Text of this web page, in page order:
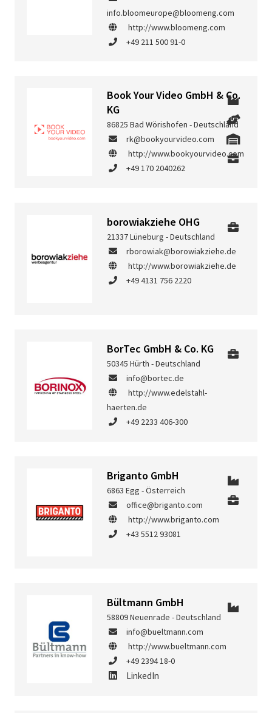
info.bloomeurope@bloomeng.com
http://www.bloomeng.com
+49 211 500 91-0
Book Your Video GmbH & Co.
KG
86825 Bad Wörishofen - Deutschland
rk@bookyourvideo.com
http://www.bookyourvideo.com
+49 170 2040262
borowiakziehe OHG
21337 Lüneburg - Deutschland
rborowiak@borowiakziehe.de
http://www.borowiakziehe.de
+49 4131 756 2220
BorTec GmbH & Co. KG
50345 Hürth - Deutschland
info@bortec.de
http://www.edelstahl-
haerten.de
+49 2233 406-300
Briganto GmbH
6863 Egg - Österreich
office@briganto.com
http://www.briganto.com
+43 5512 93081
Bültmann GmbH
58809 Neuenrade - Deutschland
info@bueltmann.com
http://www.bueltmann.com
+49 2394 18-0
LinkedIn